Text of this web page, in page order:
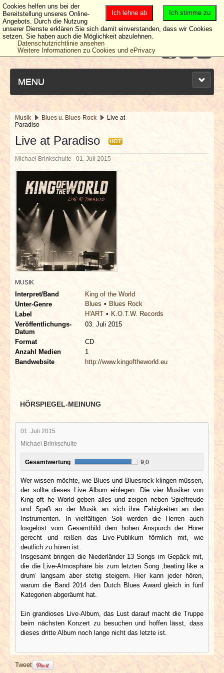
MENU
NEUESTE ARTIKEL
NEWS & DATES
BERICHTE
VERLOSUNGEN
INTERVIEWS
SPECIALS
REDAKTION
LINKS
ARCHIV
Musik Blues u. Blues-Rock
Live at
Paradiso
Live at Paradiso HOT
Michael Brinkschulte 01. Juli 2015
MUSIK
Interpret/Band
King of the World
Unter-Genre
Blues
Blues Rock
Label
H'ART
K.O.T.W. Records
Veröffentlichungs-
Datum
03. Juli 2015
Format
CD
Anzahl Medien
1
Bandwebsite
http://www.kingoftheworld.eu
HÖRSPIEGEL-MEINUNG
01. Juli 2015
Michael Brinkschulte
Gesamtwertung 9,0
Wer wissen möchte, wie Blues und Bluesrock klingen müssen,
der sollte dieses Live Album einlegen. Die vier Musiker von
King oft he World geben alles und zeigen neben Spielfreude
und Spaß an der Musik an sich ihre Fähigkeiten an den
Instrumenten. In vielfältigen Soli werden die Herren auch
losgelöst vom Gesamtbild dem hohen Anspurch der Hörer
gerecht und reißen das Live-Publikum förmlich mit, wie
deutlich zu hören ist.
Insgesamt bringen die Niederländer 13 Songs im Gepäck mit,
die die Live-Atmosphäre bis zum letzten Song ‚beating like a
drum‘ langsam aber stetig steigern. Hier kann jeder hören,
warum die Band 2014 den Dutch Blues Award gleich in fünf
Kategorien abgeräumt hat.
Ein grandioses Live-Album, das Lust darauf macht die Truppe
beim nächsten Konzert zu besuchen und hoffen lässt, dass
dieses dritte Album noch lange nicht das letzte ist.
Tweet
Ich stimme zu
Ich lehne ab
Cookies helfen uns bei der
Bereitstellung unseres Online-
Angebots. Durch die Nutzung
unserer Dienste erklären Sie sich damit einverstanden, dass wir Cookies
setzen. Sie haben auch die Möglichkeit abzulehnen.
Datenschutzrichtlinie ansehen
Weitere Informationen zu Cookies und ePrivacy